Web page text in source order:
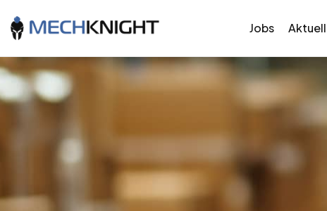
Jobs Aktuell